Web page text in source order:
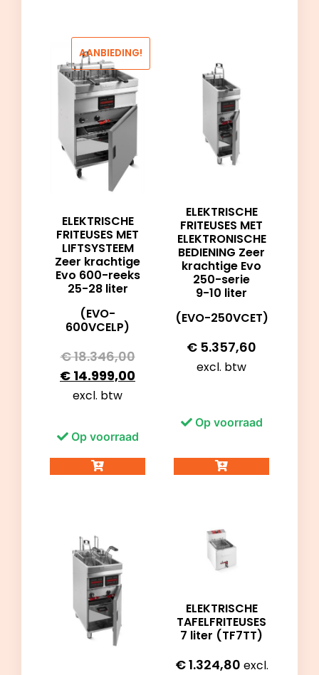
AANBIEDING!
ELEKTRISCHE
FRITEUSES MET
LIFTSYSTEEM
Zeer krachtige
Evo 600-reeks
25-28 liter
(EVO-
600VCELP)
€18.346,00
€ 14.999,00
excl. btw
Op voorraad
ELEKTRISCHE
FRITEUSES MET
ELEKTRONISCHE
BEDIENING Zeer
krachtige Evo
250-serie
9-10 liter
(EVO-250VCET)
€ 5.357,60
excl. btw
Op voorraad
ELEKTRISCHE
TAFELFRITEUSES
7 liter (TF7TT)
€1.324,80 excl.